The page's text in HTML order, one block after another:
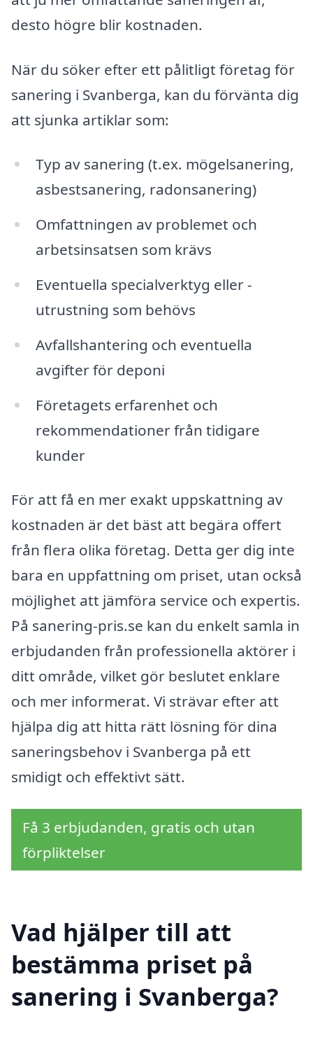
desto högre blir kostnaden.
När du söker efter ett pålitligt företag för
sanering i Svanberga, kan du förvänta dig
att sjunka artiklar som:
Typ av sanering (t.ex. mögelsanering,
asbestsanering, radonsanering)
Omfattningen av problemet och
arbetsinsatsen som krävs
Eventuella specialverktyg eller -
utrustning som behövs
Avfallshantering och eventuella
avgifter för deponi
Företagets erfarenhet och
rekommendationer från tidigare
kunder
För att få en mer exakt uppskattning av
kostnaden är det bäst att begära offert
från flera olika företag. Detta ger dig inte
bara en uppfattning om priset, utan också
möjlighet att jämföra service och expertis.
På sanering-pris.se kan du enkelt samla in
erbjudanden från professionella aktörer i
ditt område, vilket gör beslutet enklare
och mer informerat. Vi strävar efter att
hjälpa dig att hitta rätt lösning för dina
saneringsbehov i Svanberga på ett
smidigt och effektivt sätt.
Få 3 erbjudanden, gratis och utan
förpliktelser
Vad hjälper till att
bestämma priset på
sanering i Svanberga?